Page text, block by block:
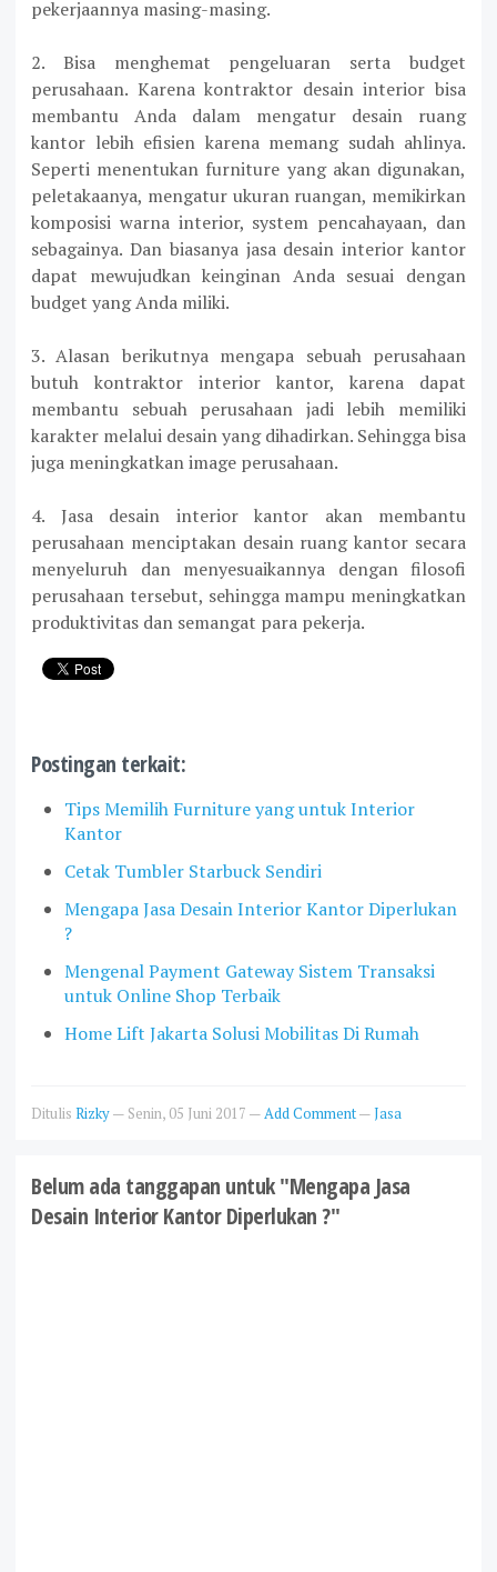
pekerjaannya masing-masing.
2. Bisa menghemat pengeluaran serta budget
perusahaan. Karena kontraktor desain interior bisa
membantu Anda dalam mengatur desain ruang
kantor lebih efisien karena memang sudah ahlinya.
Seperti menentukan furniture yang akan digunakan,
peletakaanya, mengatur ukuran ruangan, memikirkan
komposisi warna interior, system pencahayaan, dan
sebagainya. Dan biasanya jasa desain interior kantor
dapat mewujudkan keinginan Anda sesuai dengan
budget yang Anda miliki.
3. Alasan berikutnya mengapa sebuah perusahaan
butuh kontraktor interior kantor, karena dapat
membantu sebuah perusahaan jadi lebih memiliki
karakter melalui desain yang dihadirkan. Sehingga bisa
juga meningkatkan image perusahaan.
4. Jasa desain interior kantor akan membantu
perusahaan menciptakan desain ruang kantor secara
menyeluruh dan menyesuaikannya dengan filosofi
perusahaan tersebut, sehingga mampu meningkatkan
produktivitas dan semangat para pekerja.
Postingan terkait:
Tips Memilih Furniture yang untuk Interior
Kantor
Cetak Tumbler Starbuck Sendiri
Mengapa Jasa Desain Interior Kantor Diperlukan
?
Mengenal Payment Gateway Sistem Transaksi
untuk Online Shop Terbaik
Home Lift Jakarta Solusi Mobilitas Di Rumah
Ditulis Rizky— Senin, 05 Juni 2017 —Add Comment—Jasa
Belum ada tanggapan untuk "Mengapa Jasa
Desain Interior Kantor Diperlukan ?"